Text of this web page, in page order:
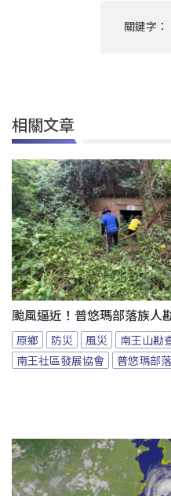
關鍵字：
相關文章
颱風逼近！普悠瑪部落族人
原鄉 防災 風災
南王山勘
南王社區發展協會
普悠瑪部落